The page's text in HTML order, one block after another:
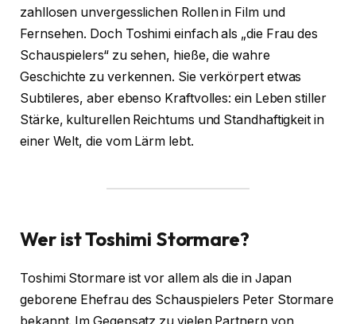
zahllosen unvergesslichen Rollen in Film und
Fernsehen. Doch Toshimi einfach als „die Frau des
Schauspielers“ zu sehen, hieße, die wahre
Geschichte zu verkennen. Sie verkörpert etwas
Subtileres, aber ebenso Kraftvolles: ein Leben stiller
Stärke, kulturellen Reichtums und Standhaftigkeit in
einer Welt, die vom Lärm lebt.
Wer ist Toshimi Stormare?
Toshimi Stormare ist vor allem als die in Japan
geborene Ehefrau des Schauspielers Peter Stormare
bekannt. Im Gegensatz zu vielen Partnern von